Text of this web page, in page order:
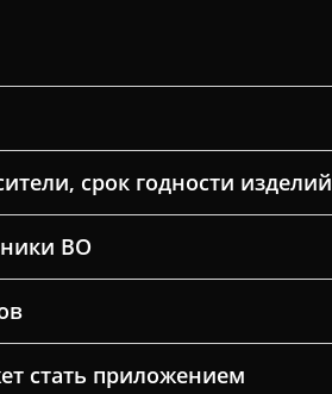
срок годности изделий
ВО
стать приложением